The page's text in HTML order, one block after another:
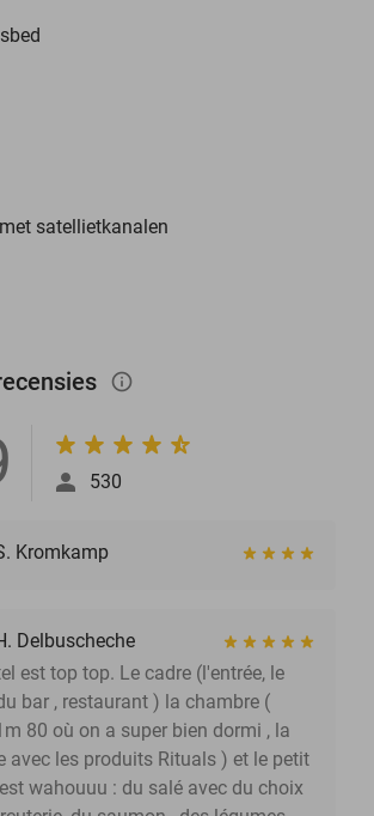
satellietkanalen
info_outlined
530
Kromkamp
Delbuscheche
est top top. Le cadre (l'entrée, le
bar , restaurant ) la chambre (
80 où on a super bien dormi , la
avec les produits Rituals ) et le petit
wahouuu : du salé avec du choix